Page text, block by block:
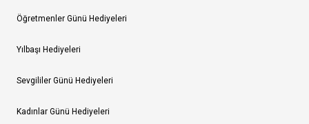
Öğretmenler Günü Hediyeleri
Yılbaşı Hediyeleri
Sevgililer Günü Hediyeleri
Kadınlar Günü Hediyeleri